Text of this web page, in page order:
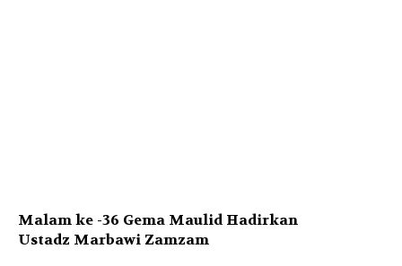
Malam ke -36 Gema Maulid Hadirkan
Ustadz Marbawi Zamzam